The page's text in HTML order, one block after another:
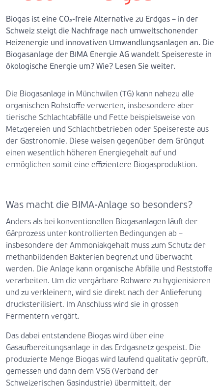
Biogas ist eine CO₂-freie Alternative zu Erdgas – in der
Schweiz steigt die Nachfrage nach umweltschonender
Heizenergie und innovativen Umwandlungsanlagen an. Die
Biogasanlage der BIMA Energie AG wandelt Speisereste in
ökologische Energie um? Wie? Lesen Sie weiter.
Die Biogasanlage in Münchwilen (TG) kann nahezu alle
organischen Rohstoffe verwerten, insbesondere aber
tierische Schlachtabfälle und Fette beispielsweise von
Metzgereien und Schlachtbetrieben oder Speisereste aus
der Gastronomie. Diese weisen gegenüber dem Grüngut
einen wesentlich höheren Energiegehalt auf und
ermöglichen somit eine effizientere Biogasproduktion.
Was macht die BIMA-Anlage so besonders?
Anders als bei konventionellen Biogasanlagen läuft der
Gärprozess unter kontrollierten Bedingungen ab –
insbesondere der Ammoniakgehalt muss zum Schutz der
methanbildenden Bakterien begrenzt und überwacht
werden. Die Anlage kann organische Abfälle und Reststoffe
verarbeiten. Um die vergärbare Rohware zu hygienisieren
und zu verkleinern, wird sie direkt nach der Anlieferung
drucksterilisiert. Im Anschluss wird sie in grossen
Fermentern vergärt.
Das dabei entstandene Biogas wird über eine
Gasaufbereitungsanlage in das Erdgasnetz gespeist. Die
produzierte Menge Biogas wird laufend qualitativ geprüft,
gemessen und dann dem VSG (Verband der
Schweizerischen Gasindustrie) übermittelt, der